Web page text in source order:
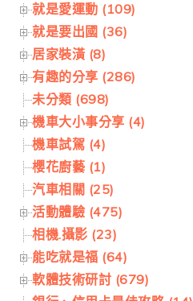
就是愛運動 (109)
就是要出國 (36)
居家裝潢 (8)
有趣的分享 (286)
未分類 (698)
機車大小事分享 (4)
機車試駕 (4)
櫻花廚藝 (1)
汽車相關 (25)
活動體驗 (475)
相機.攝影 (23)
能吃就是福 (64)
軟體技術研討 (679)